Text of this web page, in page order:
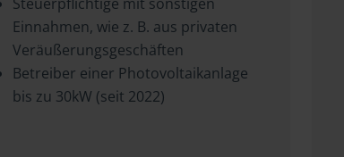
Einnahmen, wie z. B. aus privaten
Veräußerungsgeschäften
Betreiber einer Photovoltaikanlage
bis zu 30kW (seit 2022)